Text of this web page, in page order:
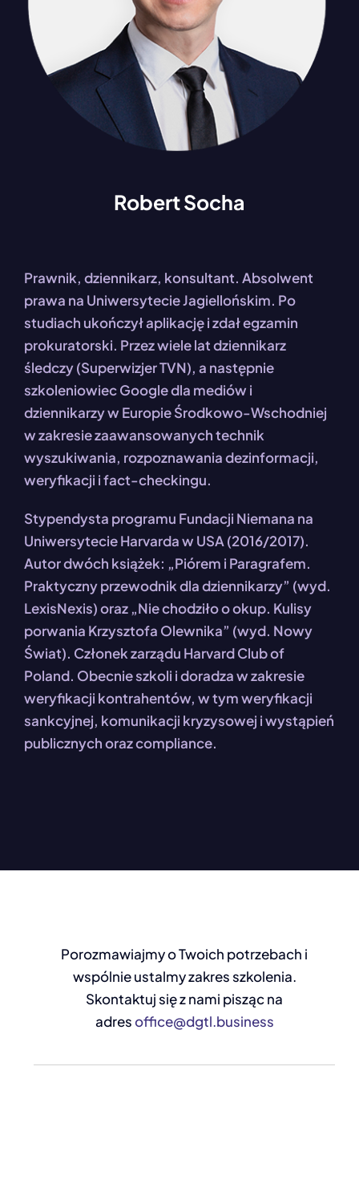
Robert Socha
Prawnik, dziennikarz, konsultant. Absolwent
prawa na Uniwersytecie Jagiellońskim. Po
studiach ukończył aplikację i zdał egzamin
prokuratorski. Przez wiele lat dziennikarz
śledczy (Superwizjer TVN), a następnie
szkoleniowiec Google dla mediów i
dziennikarzy w Europie Środkowo-Wschodniej
w zakresie zaawansowanych technik
wyszukiwania, rozpoznawania dezinformacji,
weryfikacji i fact-checkingu.
Stypendysta programu Fundacji Niemana na
Uniwersytecie Harvarda w USA (2016/2017).
Autor dwóch książek: „Piórem i Paragrafem.
Praktyczny przewodnik dla dziennikarzy” (wyd.
LexisNexis) oraz „Nie chodziło o okup. Kulisy
porwania Krzysztofa Olewnika” (wyd. Nowy
Świat). Członek zarządu Harvard Club of
Poland. Obecnie szkoli i doradza w zakresie
weryfikacji kontrahentów, w tym weryfikacji
sankcyjnej, komunikacji kryzysowej i wystąpień
publicznych oraz compliance.
Porozmawiajmy o Twoich potrzebach i
wspólnie ustalmy zakres szkolenia.
Skontaktuj się z nami pisząc na
adresoffice@dgtl.business